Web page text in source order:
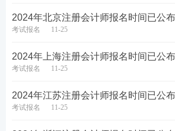
13:00-15:30 财务成本管理(第二场)
2023 年 8 月 27 日(星期日)
08:30-11:30 会计(第二场)
2024年北京注册会计师报名时间已公布
考试报名 11-25
2024年上海注册会计师报名时间已公布
考试报名 11-25
2024年江苏注册会计师报名时间已公布
考试报名 11-25